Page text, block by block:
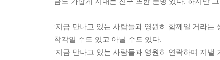
‘지금 만나고 있는 사람들과 영원히 함께일 거라는
착각일 수도 있고 아닐 수도 있다.
‘지금 만나고 있는 사람들과 영원히 연락하며 지낼